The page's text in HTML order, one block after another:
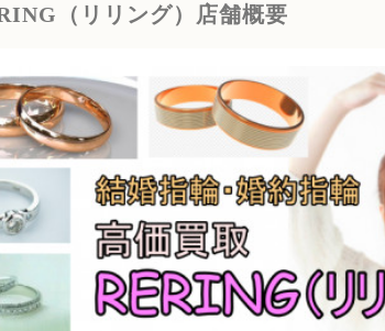
（リリング）店舗概要